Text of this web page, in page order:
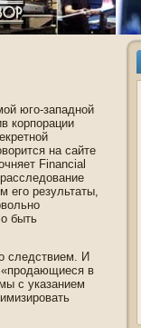
юго-западной
корпорации
на сайте
Financial
его результаты,
быть
следствием. И
«продающиеся в
с указанием